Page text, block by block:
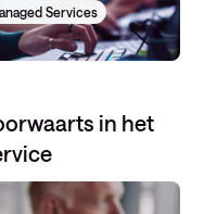
Services
in het